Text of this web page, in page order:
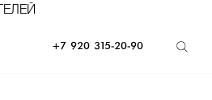
+7 920 315-20-90